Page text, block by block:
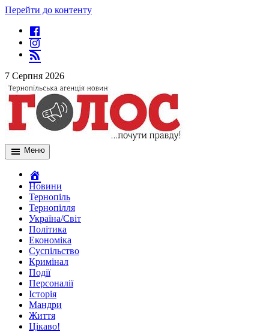
Перейти до контенту
7 Серпня 2026
Меню
Новини
Тернопіль
Тернопілля
Україна/Світ
Політика
Економіка
Суспільство
Кримінал
Події
Персоналії
Історія
Мандри
Життя
Цікаво!